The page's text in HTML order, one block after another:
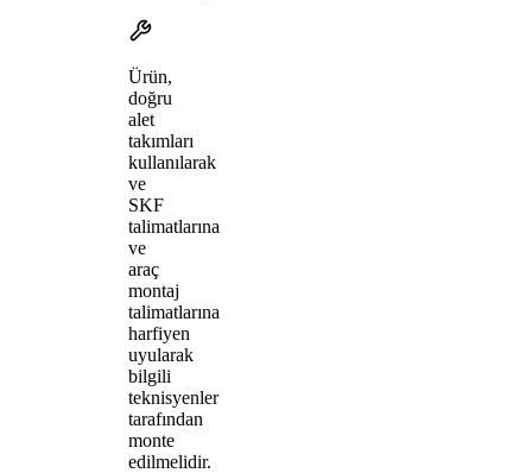
Ürün,
doğru
alet
takımları
kullanılarak
ve
SKF
talimatlarına
ve
araç
montaj
talimatlarına
harfiyen
uyularak
bilgili
teknisyenler
tarafından
monte
edilmelidir.